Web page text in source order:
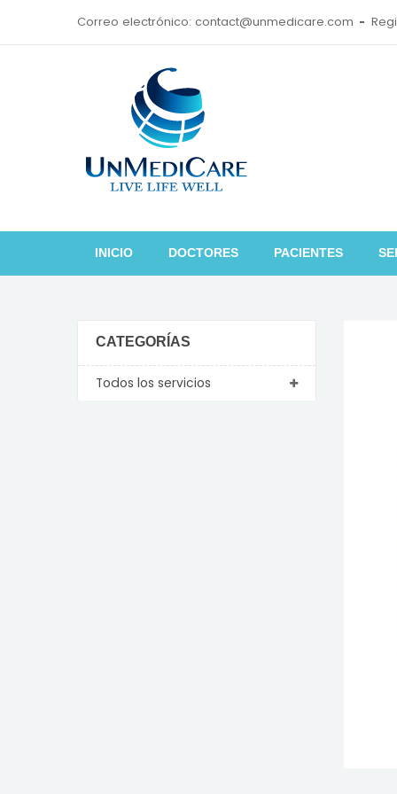
Correo electrónico: contact@unmedicare.com
INICIO DOCTORES PACIENTES
CATEGORÍAS
Todos los servicios